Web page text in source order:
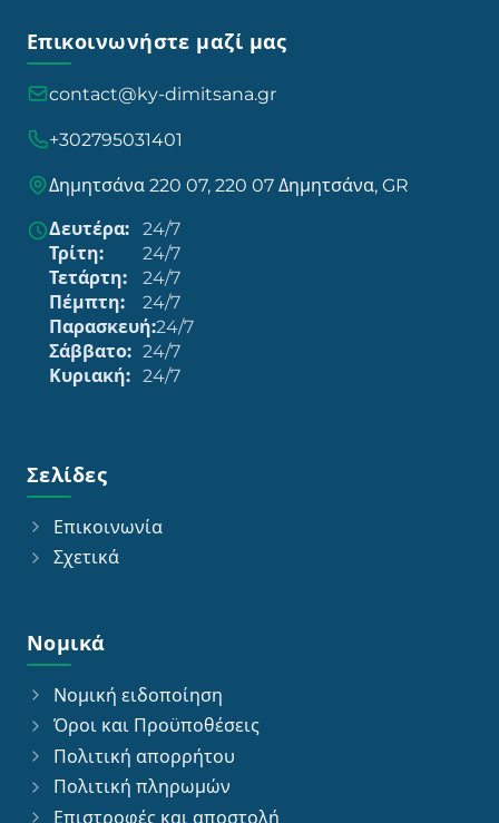
Επικοινωνήστε μαζί μας
contact@ky-dimitsana.gr
+302795031401
Δημητσάνα 220 07, 220 07 Δημητσάνα, GR
Δευτέρα:
24/7
Τρίτη:
24/7
Τετάρτη:
24/7
Πέμπτη:
24/7
Παρασκευή:24/7
Σάββατο: 24/7
Κυριακή: 24/7
Σελίδες
Επικοινωνία
Σχετικά
Νομικά
Νομική ειδοποίηση
Όροι και Προϋποθέσεις
Πολιτική απορρήτου
Πολιτική πληρωμών
Επιστροφές και αποστολή